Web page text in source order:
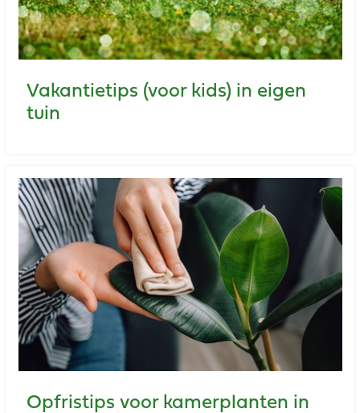
Vakantietips (voor kids) in eigen
tuin
Opfristips voor kamerplanten in